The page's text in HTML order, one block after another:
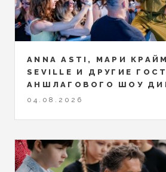
ANNA ASTI, МАРИ
SEVILLE И ДРУГИЕ
АНШЛАГОВОГО ШОУ
04.08.2026